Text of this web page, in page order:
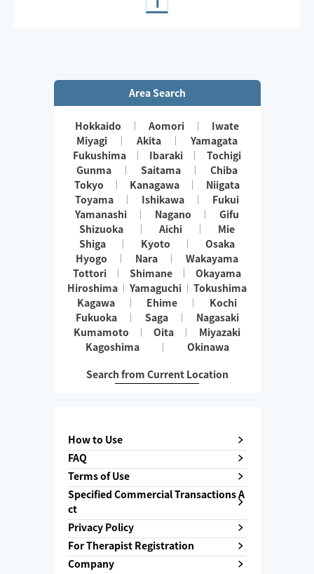
Area Search
Hokkaido Aomori
Iwate
Miyagi
Akita
Yamagata
Fukushima
Ibaraki
Tochigi
Gunma
Saitama
Chiba
Tokyo
Kanagawa
Niigata
Toyama
Ishikawa
Fukui
Yamanashi
Nagano
Gifu
Shizuoka
Aichi
Mie
Shiga
Kyoto
Osaka
Hyogo
Nara
Wakayama
Tottori
Shimane
Okayama
Hiroshima
Yamaguchi
Tokushima
Kagawa
Ehime
Kochi
Fukuoka
Saga
Nagasaki
Kumamoto
Oita
Miyazaki
Kagoshima
Okinawa
Search from Current Location
How to Use
FAQ
Terms of Use
Specified Commercial Transactions A
ct
Privacy Policy
For Therapist Registration
Company